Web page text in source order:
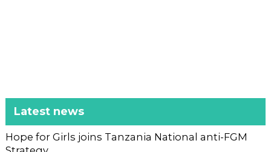
Latest news
Hope for Girls joins Tanzania National anti-FGM